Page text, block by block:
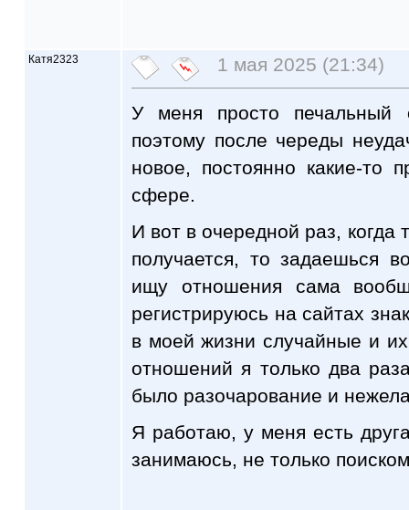
Катя2323 1 мая 2025 (21:34)
У меня просто
поэтому после череды
новое, постоянно какие-то
сфере.
И вот в очередной раз,
получается, то задаешься
ищу отношения сама
регистрируюсь на сайтах
в моей жизни случайные и
отношений я только два
было разочарование и
Я работаю, у меня есть
занимаюсь, не только